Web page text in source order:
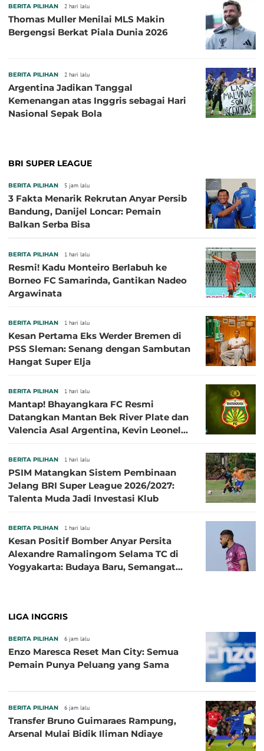
BERITA PILIHAN 2 hari lalu
Thomas Muller Menilai MLS Makin
Bergengsi Berkat Piala Dunia 2026
BERITA PILIHAN 2 hari lalu
Argentina Jadikan Tanggal
Kemenangan atas Inggris sebagai Hari
Nasional Sepak Bola
BRI SUPER LEAGUE
BERITA PILIHAN 5 jam lalu
3 Fakta Menarik Rekrutan Anyar Persib
Bandung, Danijel Loncar: Pemain
Balkan Serba Bisa
BERITA PILIHAN 1 hari lalu
Resmi! Kadu Monteiro Berlabuh ke
Borneo FC Samarinda, Gantikan Nadeo
Argawinata
BERITA PILIHAN 1 hari lalu
Kesan Pertama Eks Werder Bremen di
PSS Sleman: Senang dengan Sambutan
Hangat Super Elja
BERITA PILIHAN 1 hari lalu
Mantap! Bhayangkara FC Resmi
Datangkan Mantan Bek River Plate dan
Valencia Asal Argentina, Kevin Leonel
BERITA PILIHAN 1 hari lalu
PSIM Matangkan Sistem Pembinaan
Jelang BRI Super League 2026/2027:
Talenta Muda Jadi Investasi Klub
BERITA PILIHAN 1 hari lalu
Kesan Positif Bomber Anyar Persita
Alexandre Ramalingom Selama TC di
Yogyakarta: Budaya Baru, Semangat
LIGA INGGRIS
BERITA PILIHAN 6 jam lalu
Enzo Maresca Reset Man City: Semua
Pemain Punya Peluang yang Sama
BERITA PILIHAN 6 jam lalu
Transfer Bruno Guimaraes Rampung,
Arsenal Mulai Bidik Iliman Ndiaye